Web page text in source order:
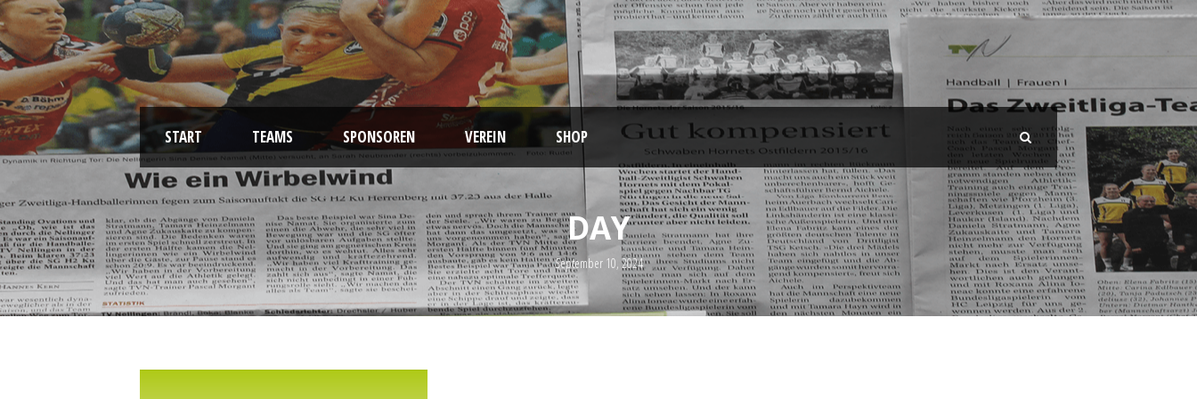
START TEAMS SPONSOREN VEREIN SHOP
DAY
September 10, 2024